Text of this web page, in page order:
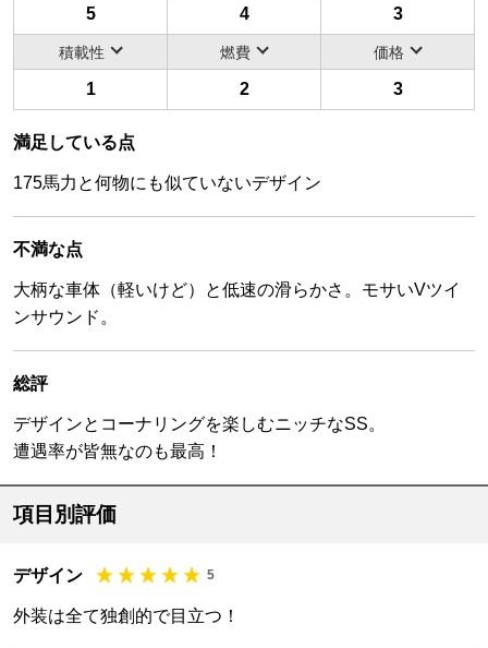
5 4 3
積載性 燃費 価格
1 2 3
満足している点
175馬力と何物にも似ていないデザイン
不満な点
大柄な車体（軽いけど）と低速の滑らかさ。モサいVツイ
ンサウンド。
総評
デザインとコーナリングを楽しむニッチなSS。
遭遇率が皆無なのも最高！
項目別評価
デザイン 5
外装は全て独創的で目立つ！